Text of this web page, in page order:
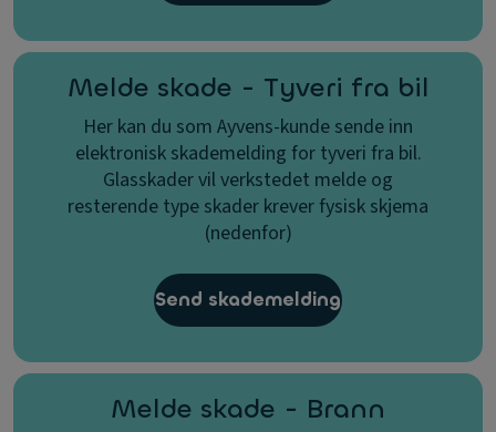
Melde skade - Tyveri fra bil
Her kan du som Ayvens-kunde sende inn
elektronisk skademelding for tyveri fra bil.
Glasskader vil verkstedet melde og
resterende type skader krever fysisk skjema
(nedenfor)
Send skademelding
Melde skade - Brann